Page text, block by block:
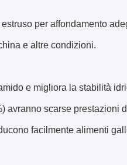
per affondamento
e altre condizioni.
e migliora la stabilità
avranno scarse prestazioni
facilmente alimenti